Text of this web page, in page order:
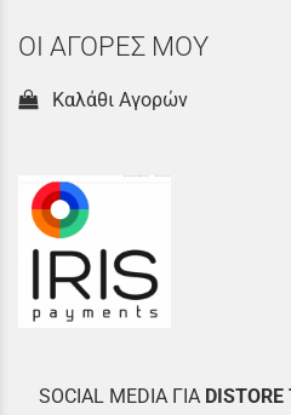
ΟΙ ΑΓΟΡΕΣ ΜΟΥ
Καλάθι Αγορών
SOCIAL MEDIA ΓΙΑ DISTORE